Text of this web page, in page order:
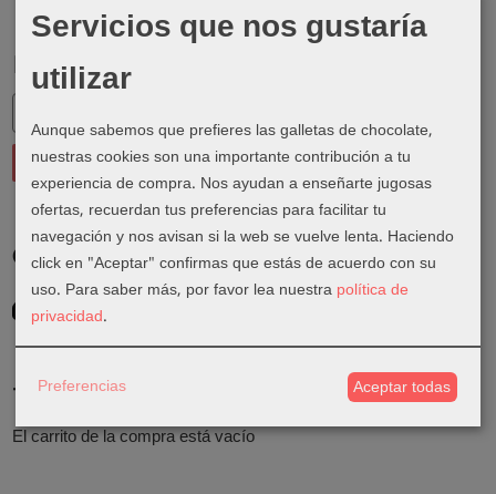
Marcas
Costes de Envío
GRATIS *
Consultar Destinos
Tu Carrito (0)
El carrito de la compra está vacío
Servicios que nos gustaría
utilizar
Aunque sabemos que prefieres las galletas de chocolate,
nuestras cookies son una importante contribución a tu
experiencia de compra. Nos ayudan a enseñarte jugosas
ofertas, recuerdan tus preferencias para facilitar tu
navegación y nos avisan si la web se vuelve lenta. Haciendo
click en "Aceptar" confirmas que estás de acuerdo con su
uso. Para saber más, por favor lea nuestra política de
privacidad.
Preferencias Aceptar todas